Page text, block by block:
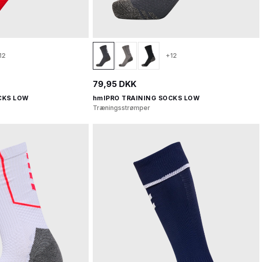
LOW
+12
79,95 DKK
hmlPRO TRAINING SOCKS LOW
Træningsstrømper